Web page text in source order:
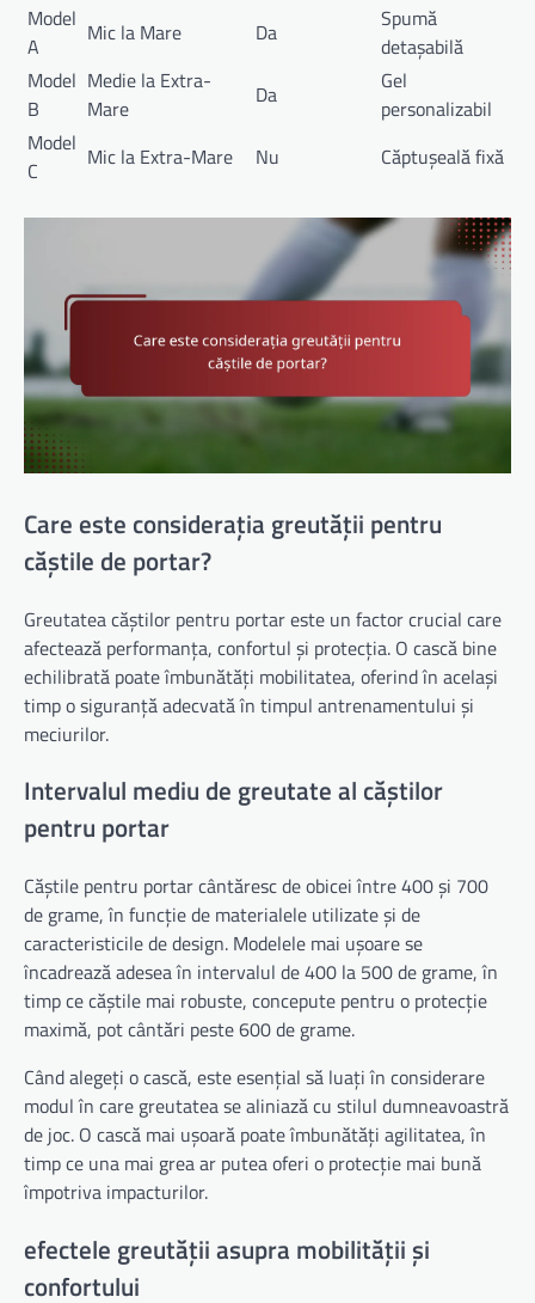
Model
A
Mic la Mare Da
Spumă
detașabilă
Model
B
Medie la Extra-
Mare
Da
Gel
personalizabil
Model
C
Mic la Extra-Mare Nu Căptușeală fixă
Care este considerația greutății pentru
căștile de portar?
Greutatea căștilor pentru portar este un factor crucial care
afectează performanța, confortul și protecția. O cască bine
echilibrată poate îmbunătăți mobilitatea, oferind în același
timp o siguranță adecvată în timpul antrenamentului și
meciurilor.
Intervalul mediu de greutate al căștilor
pentru portar
Căștile pentru portar cântăresc de obicei între 400 și 700
de grame, în funcție de materialele utilizate și de
caracteristicile de design. Modelele mai ușoare se
încadrează adesea în intervalul de 400 la 500 de grame, în
timp ce căștile mai robuste, concepute pentru o protecție
maximă, pot cântări peste 600 de grame.
Când alegeți o cască, este esențial să luați în considerare
modul în care greutatea se aliniază cu stilul dumneavoastră
de joc. O cască mai ușoară poate îmbunătăți agilitatea, în
timp ce una mai grea ar putea oferi o protecție mai bună
împotriva impacturilor.
efectele greutății asupra mobilității și
confortului